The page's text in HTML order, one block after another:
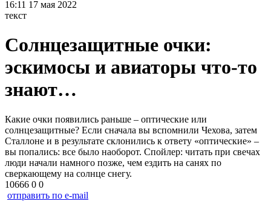
16:11 17 мая 2022
текст
Солнцезащитные очки:
эскимосы и авиаторы что-то
знают…
Какие очки появились раньше – оптические или
солнцезащитные? Если сначала вы вспомнили Чехова, затем
Сталлоне и в результате склонились к ответу «оптические» –
вы попались: все было наоборот. Спойлер: читать при свечах
люди начали намного позже, чем ездить на санях по
сверкающему на солнце снегу.
10666 0 0
отправить по e-mail